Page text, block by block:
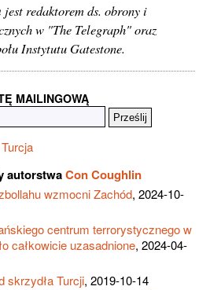
jest redaktorem ds. obrony i
w "The Telegraph" oraz
Instytutu Gatestone.
MAILINGOWĄ
Turcja
autorstwaCon Coughlin
wzmocni Zachód, 2024-10-
centrum terrorystycznego w
całkowicie uzasadnione, 2024-04-
skrzydła Turcji, 2019-10-14